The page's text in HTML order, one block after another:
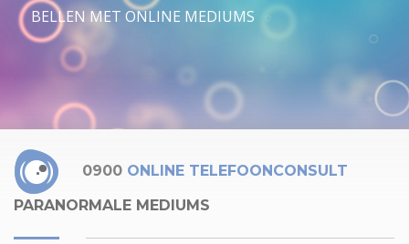
BELLEN MET ONLINE MEDIUMS
0900 ONLINE TELEFOONCONSULT
PARANORMALE MEDIUMS